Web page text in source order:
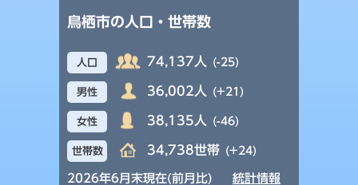
鳥栖市の人口・世帯数
人口 74,137人 (-25)
男性 36,002人 (+21)
女性 38,135人 (-46)
世帯数 34,738世帯 (+24)
2026年6月末現在(前月比) 統計情報